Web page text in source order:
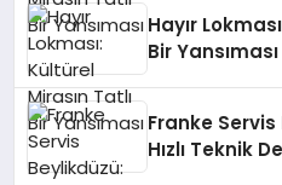
Hayır
Bir Yansıması
Franke
Hızlı Teknik